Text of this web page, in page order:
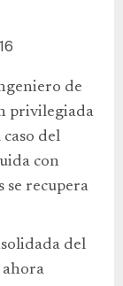
de
privilegiada
del
con
recupera
del
ahora